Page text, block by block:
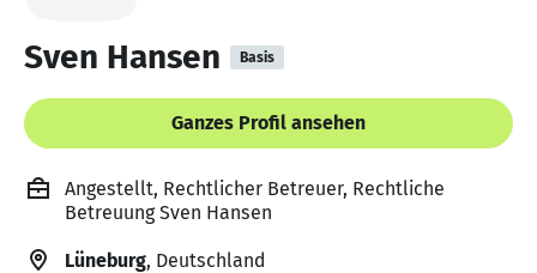
Sven Hansen Basis
Ganzes Profil ansehen
Angestellt, Rechtlicher Betreuer, Rechtliche
Betreuung Sven Hansen
Lüneburg, Deutschland